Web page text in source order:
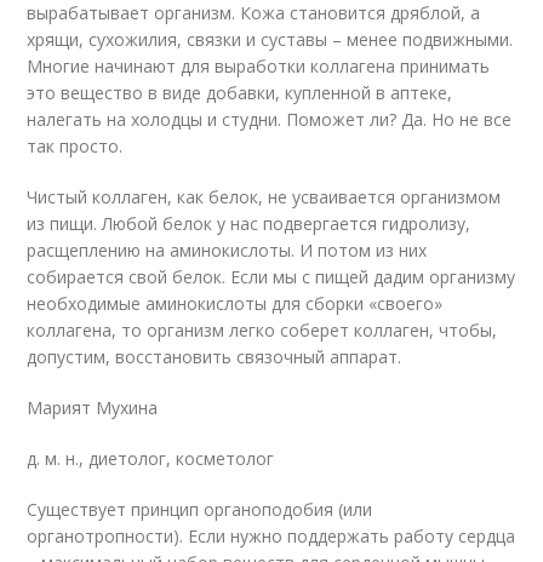
вырабатывает организм. Кожа становится дряблой, а
хрящи, сухожилия, связки и суставы – менее подвижными.
Многие начинают для выработки коллагена принимать
это вещество в виде добавки, купленной в аптеке,
налегать на холодцы и студни. Поможет ли? Да. Но не все
так просто.
Чистый коллаген, как белок, не усваивается организмом
из пищи. Любой белок у нас подвергается гидролизу,
расщеплению на аминокислоты. И потом из них
собирается свой белок. Если мы с пищей дадим организму
необходимые аминокислоты для сборки «своего»
коллагена, то организм легко соберет коллаген, чтобы,
допустим, восстановить связочный аппарат.
Марият Мухина
д. м. н., диетолог, косметолог
Существует принцип органоподобия (или
органотропности). Если нужно поддержать работу сердца